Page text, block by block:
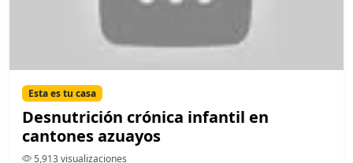
Esta es tu casa
Desnutrición crónica infantil en
cantones azuayos
5,913 visualizaciones